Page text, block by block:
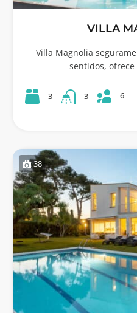
VILLA
Villa Magnolia
sentidos,
3 3 6
38